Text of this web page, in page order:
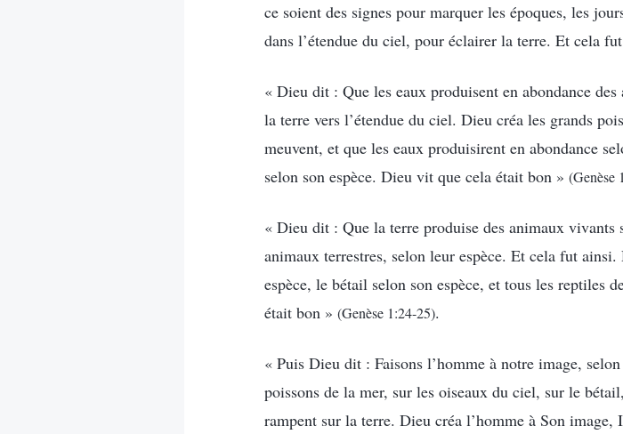
ce soient des signes pour marquer les époques, les
dans l’étendue du ciel, pour éclairer la terre. Et cela
« Dieu dit : Que les eaux produisent en abondance
la terre vers l’étendue du ciel. Dieu créa les grands
meuvent, et que les eaux produisirent en abondance
selon son espèce. Dieu vit que cela était bon » (Genèse
« Dieu dit : Que la terre produise des animaux vivants
animaux terrestres, selon leur espèce. Et cela fut
espèce, le bétail selon son espèce, et tous les reptiles
était bon » (Genèse 1:24-25).
« Puis Dieu dit : Faisons l’homme à notre image,
poissons de la mer, sur les oiseaux du ciel, sur le
rampent sur la terre. Dieu créa l’homme à Son